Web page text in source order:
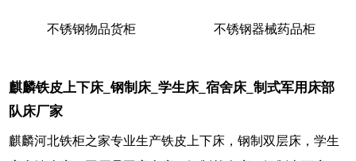
不锈钢物品货柜 不锈钢器械药品柜
麒麟铁皮上下床_钢制床_学生床_宿舍床_制式军用床部
队床厂家
麒麟河北铁柜之家专业生产铁皮上下床，钢制双层床，学生